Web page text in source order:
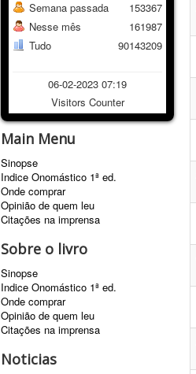
Semana passada
Nesse mês
Tudo
153367
161987
90143209
06-02-2023 07:19
Visitors Counter
Main Menu
Sinopse
Indice Onomástico 1ª ed.
Onde comprar
Opinião de quem leu
Citações na imprensa
Sobre o livro
Sinopse
Indice Onomástico 1ª ed.
Onde comprar
Opinião de quem leu
Citações na imprensa
Noticias